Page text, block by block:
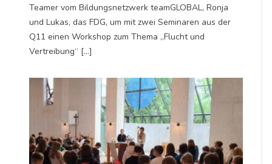
Teamer vom Bildungsnetzwerk teamGLOBAL, Ronja
und Lukas, das FDG, um mit zwei Seminaren aus der
Q11 einen Workshop zum Thema „Flucht und
Vertreibung“ […]